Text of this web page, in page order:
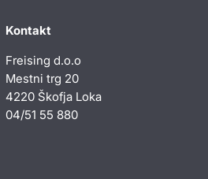
Kontakt
Freising d.o.o
Mestni trg 20
4220 Škofja Loka
04/51 55 880